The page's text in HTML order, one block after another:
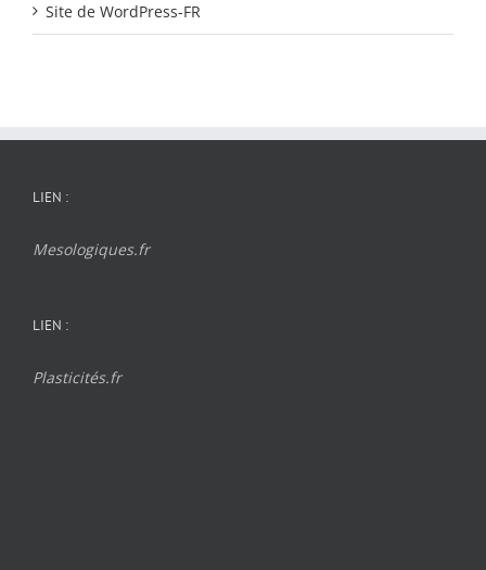
Site de WordPress-FR
LIEN :
Mesologiques.fr
LIEN :
Plasticités.fr